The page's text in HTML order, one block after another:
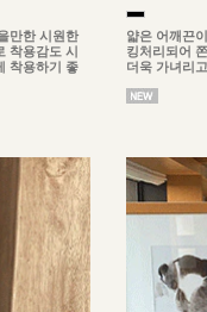
만한 시원한
착용감도 시
착용하기 좋
얇은 어깨끈
킹처리되어
더욱 가녀리